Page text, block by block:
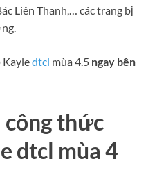
Liên Thanh,… các trang bị
Kayledtcl mùa 4.5 ngay bên
thức
dtcl mùa 4